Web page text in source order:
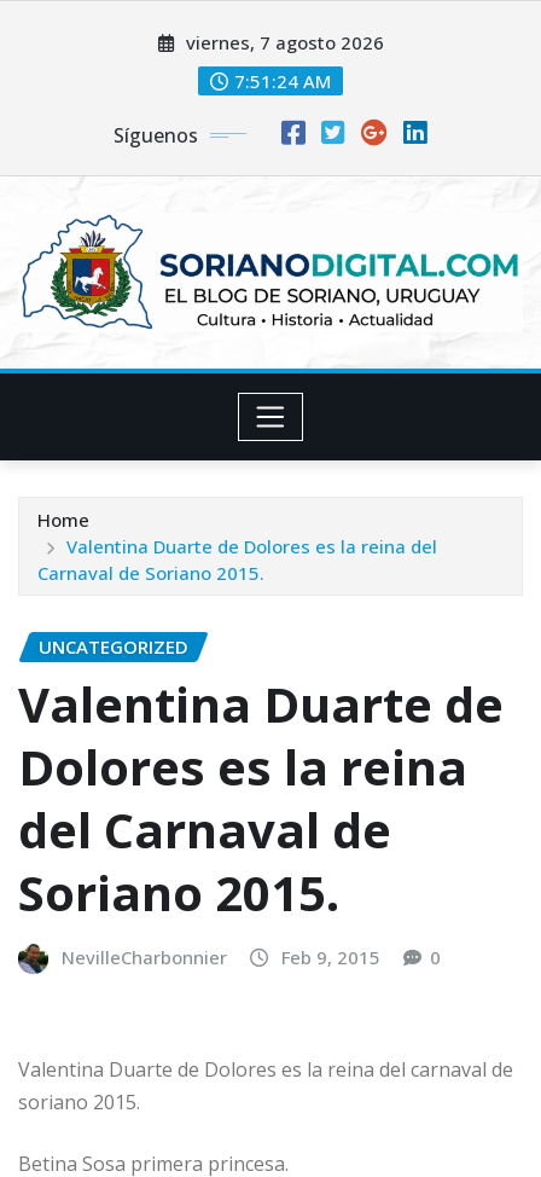
viernes, 7 agosto 2026
7:51:25 AM
Síguenos
Home
Valentina Duarte de Dolores es la reina del
Carnaval de Soriano 2015.
UNCATEGORIZED
Valentina Duarte de
Dolores es la reina
del Carnaval de
Soriano 2015.
NevilleCharbonnier Feb 9, 2015 0
Valentina Duarte de Dolores es la reina del carnaval de
soriano 2015.
Betina Sosa primera princesa.